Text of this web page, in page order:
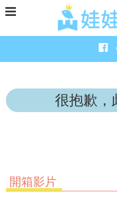
很抱歉，
開箱影片